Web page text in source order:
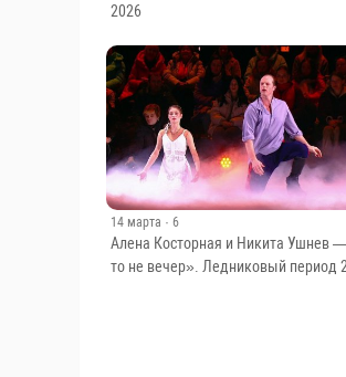
2026
14 марта · 6
Алена Косторная и Никита Ушнев
то не вечер». Ледниковый период